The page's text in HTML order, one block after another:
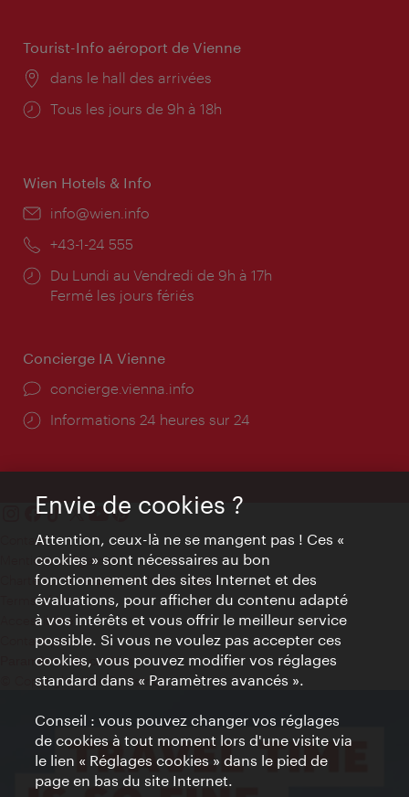
Tourist-Info aéroport de Vienne
Lieu:
dans le hall des arrivées
Horaires
Tous les jours de 9h à 18h
Wien Hotels & Info
E-
info@wien.info
Téléphone:
+43-1-24 555
Horaires
d'ouverture:
Du Lundi au Vendredi de 9h à 17h
Fermé les jours fériés
Concierge IA Vienne
Ort:
concierge.vienna.info
Öffnungszeiten:
Informations 24 heures sur 24
Contact
Mentions obligatoires
Charte sur le respect de la vie privée
Terms of Use
Accessibilité
Contact presse
Paramètres de cookies
© Copyright WienTourismus
Envie de cookies ?
Attention, ceux-là ne se mangent pas ! Ces «
cookies » sont nécessaires au bon
fonctionnement des sites Internet et des
évaluations, pour afficher du contenu adapté
à vos intérêts et vous offrir le meilleur service
possible. Si vous ne voulez pas accepter ces
cookies, vous pouvez modifier vos réglages
standard dans « Paramètres avancés ».
Conseil : vous pouvez changer vos réglages
de cookies à tout moment lors d'une visite via
le lien « Réglages cookies » dans le pied de
page en bas du site Internet.